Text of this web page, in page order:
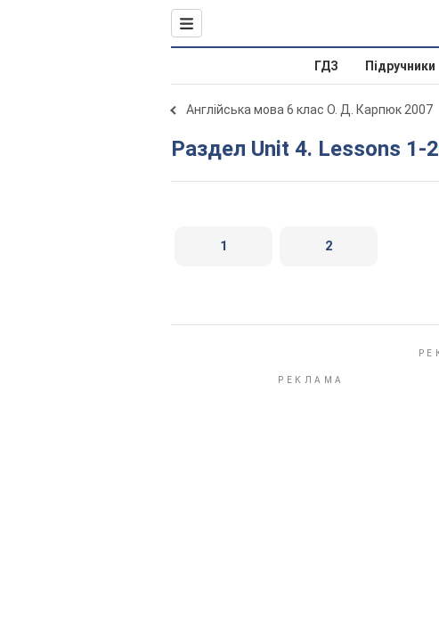
ГДЗ Підручники
Англійська мова 6 клас О. Д. Карпюк 2007
Раздел Unit 4. Lessons 1-2
1 2